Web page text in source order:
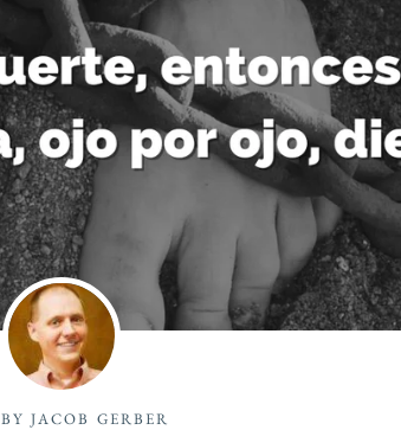
BY JACOB GERBER